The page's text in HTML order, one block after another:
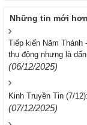
Những tin mới hơn
Tiếp kiến Năm
thụ động nhưng là
(06/12/2025)
Kinh Truyền Tin (7/
(07/12/2025)